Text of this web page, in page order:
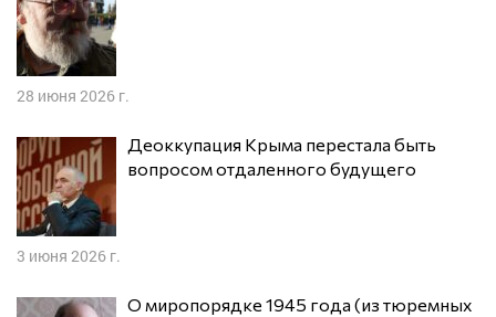
28 июня 2026 г.
Деоккупация Крыма перестала быть
вопросом отдаленного будущего
3 июня 2026 г.
О миропорядке 1945 года (из тюремных